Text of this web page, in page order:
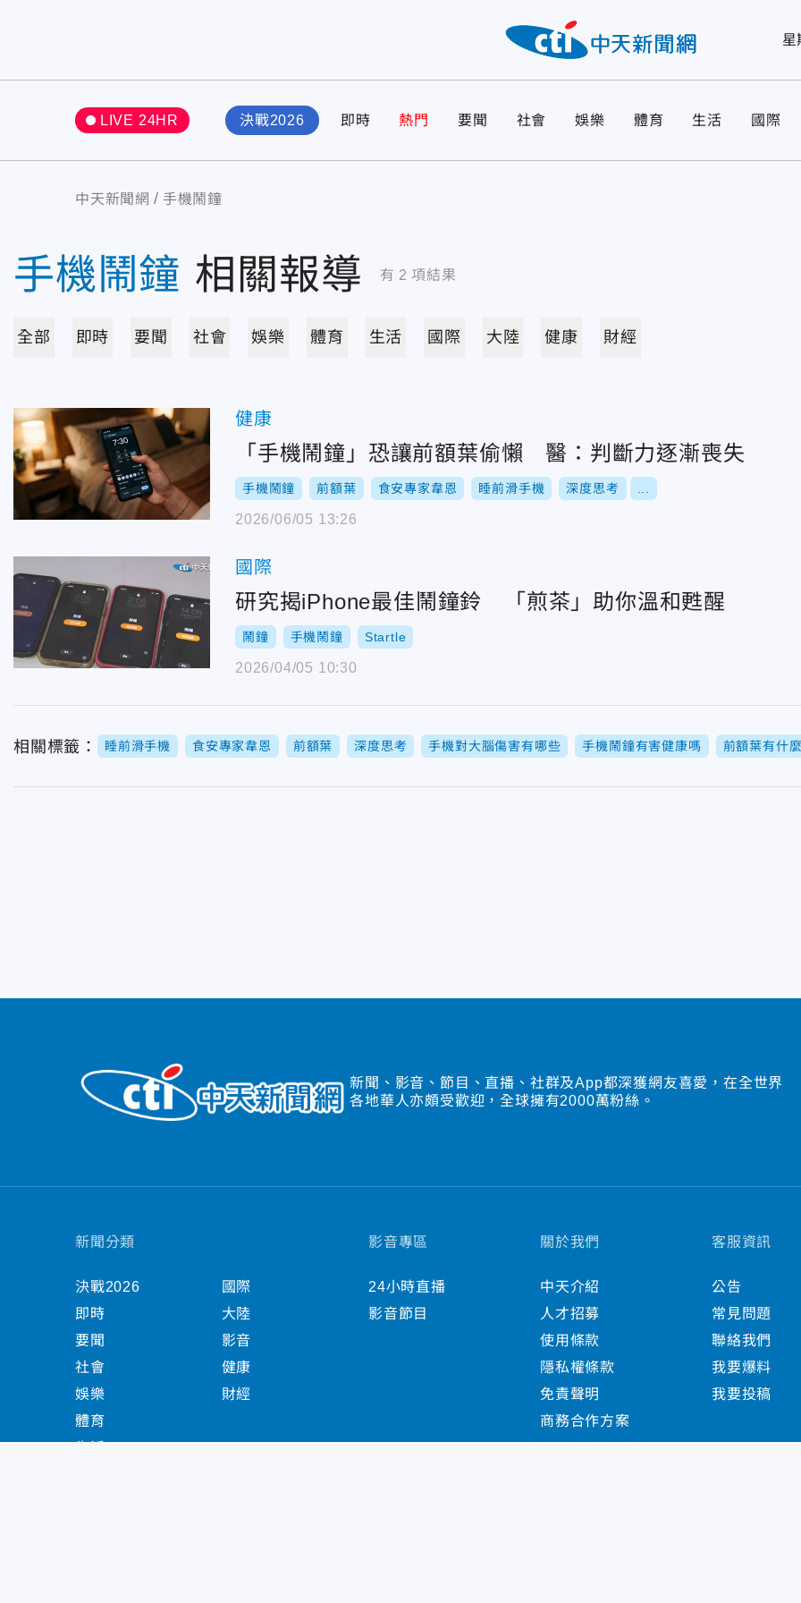
星
LIVE 24HR 決戰2026 即時 熱門 要聞 社會 娛樂 體育 生活 國際
中天新聞網 手機鬧鐘
手機鬧鐘 相關報導 有 2 項結果
全部 即時 要聞 社會 娛樂 體育 生活 國際 大陸 健康 財經
健康
「手機鬧鐘」恐讓前額葉偷懶 醫：判斷力逐漸喪失
手機鬧鐘 前額葉 食安專家韋恩 睡前滑手機 深度思考
2026/06/05 13:26
國際
研究揭iPhone最佳鬧鐘鈴 「煎茶」助你溫和甦醒
鬧鐘 手機鬧鐘 Startle
2026/04/05 10:30
相關標籤： 睡前滑手機 食安專家韋恩 前額葉 深度思考 手機對大腦傷害有哪些 手機鬧鐘有害健康嗎 前額葉有什
新聞、影音、節目、直播、社群及App都深獲網友喜愛，在全世界
各地華人亦頗受歡迎，全球擁有2000萬粉絲。
新聞分類
決戰2026
即時
要聞
社會
娛樂
體育
國際
大陸
影音
健康
財經
影音專區
24小時直播
影音節目
關於我們
中天介紹
人才招募
使用條款
隱私權條款
免責聲明
商務合作方案
客服資訊
公告
常見問題
聯絡我們
我要爆料
我要投稿